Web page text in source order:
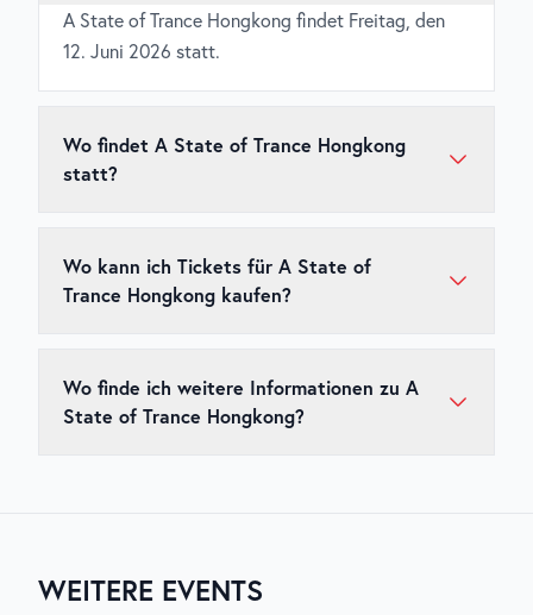
A State of Trance Hongkong findet Freitag, den
12. Juni 2026 statt.
Wo findet A State of Trance Hongkong
statt?
Expo, Hall 3, Hongkong statt.
Wo kann ich Tickets für A State of
Trance Hongkong kaufen?
den offiziellen Ticketshop erhältlich. Wir
empfehlen, Tickets frühzeitig zu kaufen, da
Wo finde ich weitere Informationen zu A
State of Trance Hongkong?
WEITERE EVENTS
03. AUG. 2026